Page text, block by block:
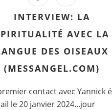
INTERVIEW: LA
AVEC LA
DES OISEAUX
(MESSANGEL.COM)
contact avec Yannick
le 20 janvier 2024...jour